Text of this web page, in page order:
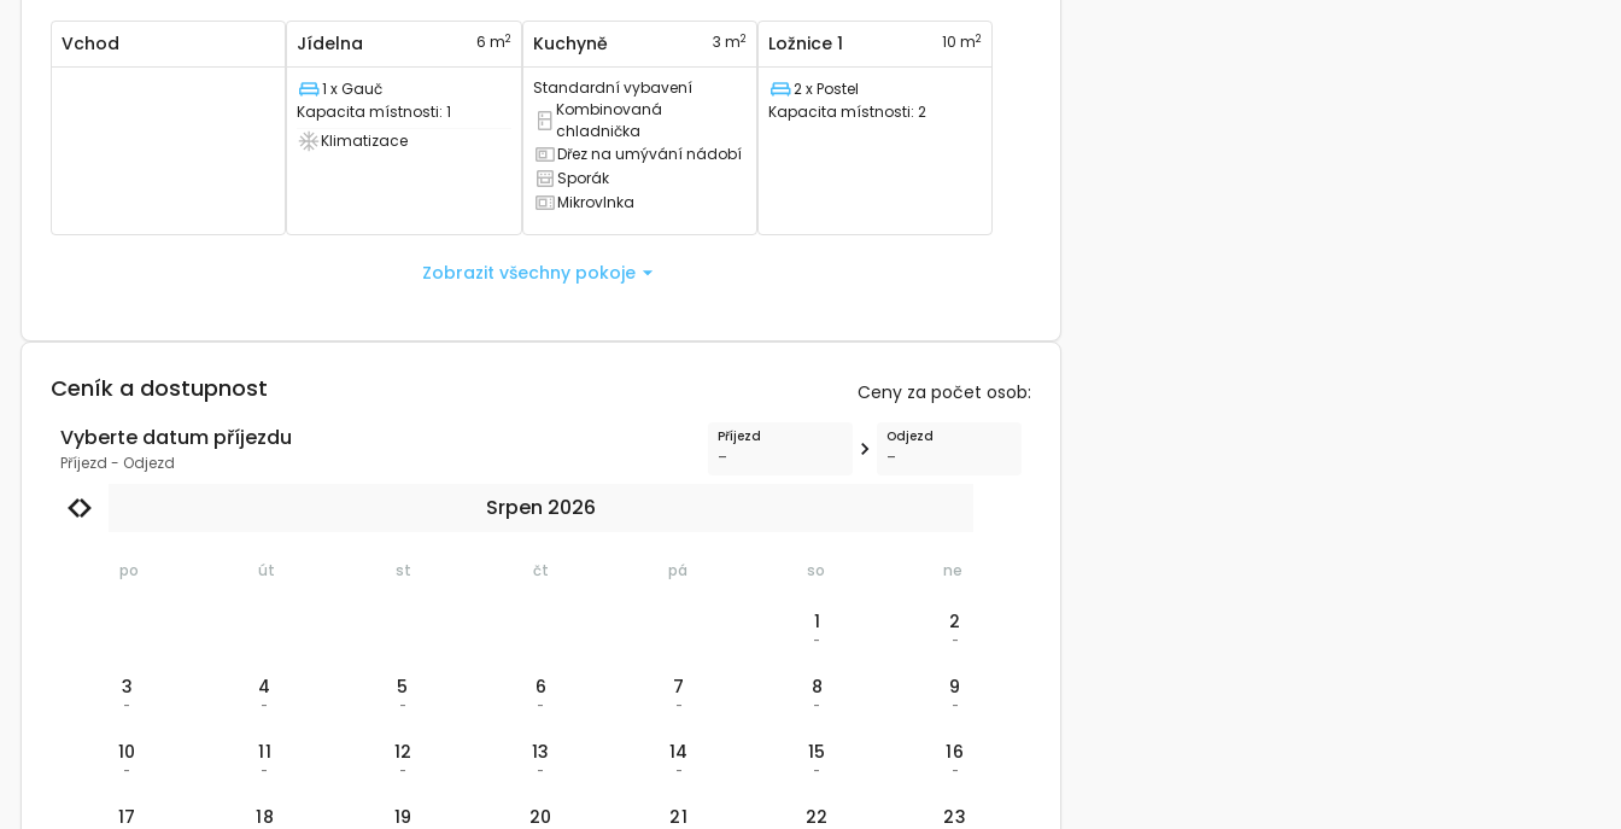
Vchod Jídelna 6 m2
Lůžko1 x Gauč
Kapacita místnosti:1
Má klimatizaci
Klimatizace
Kuchyně 3 m2
Standardní vybavení
Má kombinovanou lednici
Kombinovaná
chladnička
Má kuchyňský dřez
Dřez na umývání nádobí
Má sporák
Sporák
Má mikrovlnku
Mikrovlnka
Ložnice 1 10 m2
Lůžko2 x Postel
Kapacita místnosti: 2
Zobrazit všechny pokoje
Ceník a dostupnost Ceny za počet osob:
Vyberte datum příjezdu
Příjezd - Odjezd
Příjezd
-
Odjezd
-
Srpen 2026
po út st čt pá so ne
1
-
2
-
3
-
4
-
5
-
6
-
7
-
8
-
9
-
10
-
11
-
12
-
13
-
14
-
15
-
16
-
17 18 19 20 21 22 23